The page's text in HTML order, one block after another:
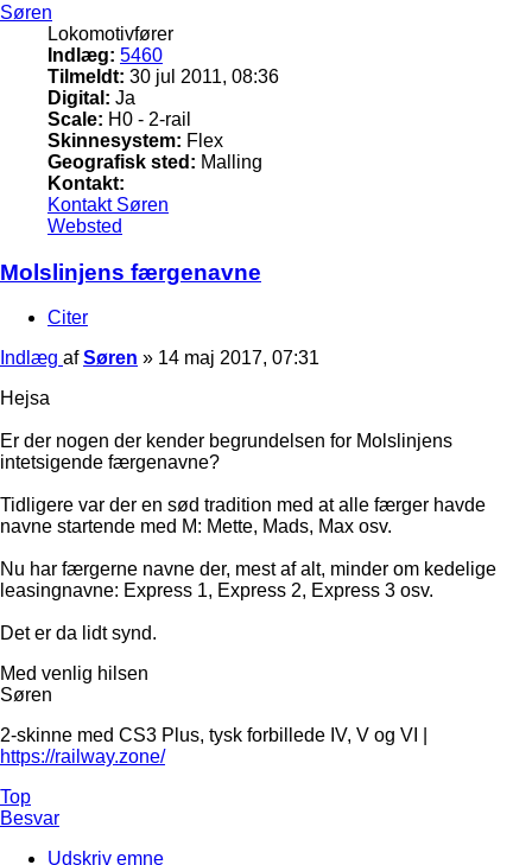
Søren
Lokomotivfører
Indlæg: 5460
Tilmeldt: 30 jul 2011, 08:36
Digital: Ja
Scale: H0 - 2-rail
Skinnesystem: Flex
Geografisk sted: Malling
Kontakt:
Kontakt Søren
Websted
Molslinjens færgenavne
Citer
Indlæg afSøren » 14 maj 2017, 07:31
Hejsa
Er der nogen der kender begrundelsen for Molslinjens
intetsigende færgenavne?
Tidligere var der en sød tradition med at alle færger havde
navne startende med M: Mette, Mads, Max osv.
Nu har færgerne navne der, mest af alt, minder om kedelige
leasingnavne: Express 1, Express 2, Express 3 osv.
Det er da lidt synd.
Med venlig hilsen
Søren
2-skinne med CS3 Plus, tysk forbillede IV, V og VI |
https://railway.zone/
Top
Besvar
Udskriv emne